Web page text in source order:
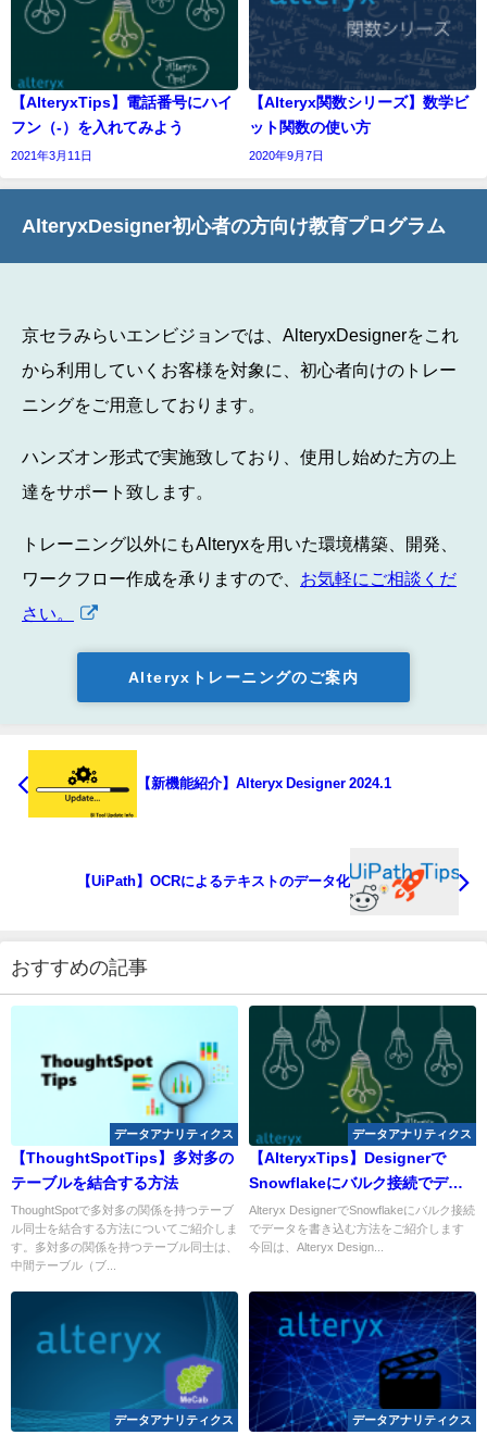
【AlteryxTips】電話番号にハイ
フン（-）を入れてみよう
2021年3月11日
【Alteryx関数シリーズ】数学ビ
ット関数の使い方
2020年9月7日
AlteryxDesigner初心者の方向け教育プログラム
京セラみらいエンビジョンでは、AlteryxDesignerをこれ
から利用していくお客様を対象に、初心者向けのトレー
ニングをご用意しております。
ハンズオン形式で実施致しており、使用し始めた方の上
達をサポート致します。
トレーニング以外にもAlteryxを用いた環境構築、開発、
ワークフロー作成を承りますので、 お気軽にご相談くだ
さい。
Alteryxトレーニングのご案内
【新機能紹介】Alteryx Designer 2024.1
【UiPath】OCRによるテキストのデータ化
おすすめの記事
データアナリティクス
【ThoughtSpotTips】多対多の
テーブルを結合する方法
ThoughtSpotで多対多の関係を持つテーブ
ル同士を結合する方法についてご紹介しま
す。多対多の関係を持つテーブル同士は、
中間テーブル（ブ...
データアナリティクス
【AlteryxTips】Designerで
Snowflakeにバルク接続でデー
タを書き込む
Alteryx DesignerでSnowflakeにバルク接続
でデータを書き込む方法をご紹介します
今回は、Alteryx Design...
データアナリティクス データアナリティクス